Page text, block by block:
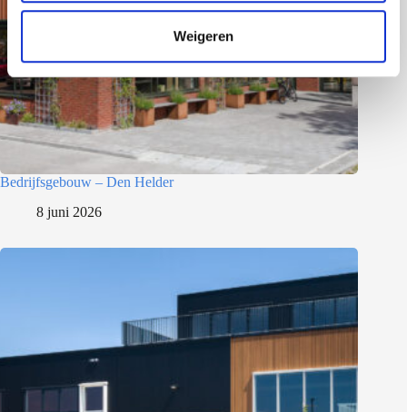
t
i
e
Weigeren
Bedrijfsgebouw – Den Helder
8 juni 2026